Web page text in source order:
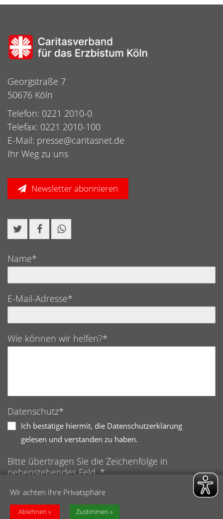
Wir achten Ihre Privatsphäre
Ablehnen Zustimmen
Georgstraße 7
50676 Köln
Telefon: 0221 2010-0
Telefax: 0221 2010-100
E-Mail: presse@caritasnet.de
Ihr Weg zu uns
Newsletter abonnieren
Name*
E-Mail-Adresse*
Wie können wir helfen?*
Datenschutz*
Ich bestätige hiermit, die Datenschutzerklärung
gelesen und verstanden zu haben.
Bitte übertragen Sie die Zeichenfolge in
nebenstehendes Feld. *
Anti-Roboter-Verifizierung
Hier klicken